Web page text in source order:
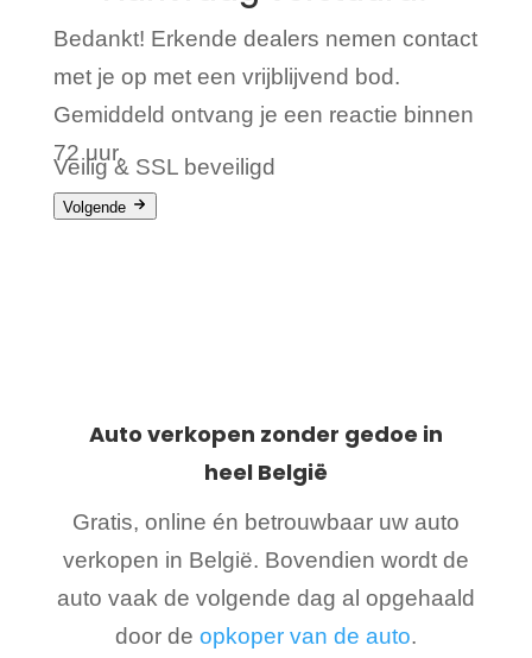
Bedankt! Erkende dealers nemen contact
met je op met een vrijblijvend bod.
Gemiddeld ontvang je een reactie binnen
72 uur.
Veilig & SSL beveiligd
Volgende
Auto verkopen zonder gedoe in
heel België
Gratis, online én betrouwbaar uw auto
verkopen in België. Bovendien wordt de
auto vaak de volgende dag al opgehaald
door de opkoper van de auto.